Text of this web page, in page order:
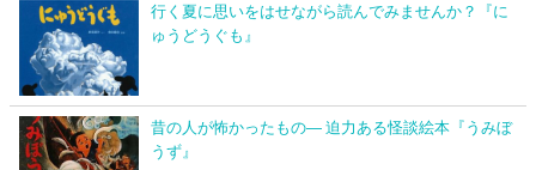
行く夏に思いをはせながら読んでみませんか？『に
ゅうどうぐも』
昔の人が怖かったもの― 迫力ある怪談絵本『うみぼ
うず』